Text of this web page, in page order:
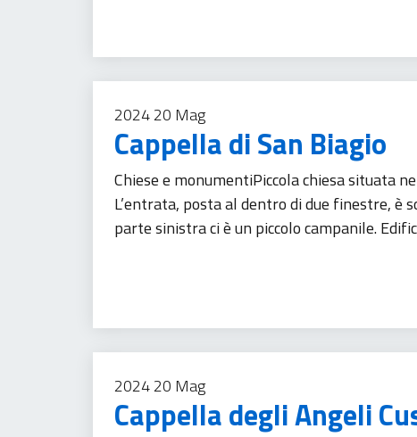
202420 Mag
Cappella di San Biagio
Chiese e monumentiPiccola chiesa situata
L’entrata, posta al dentro di due finestre, è
parte sinistra ci è un piccolo campanile.
202420 Mag
Cappella degli Angeli